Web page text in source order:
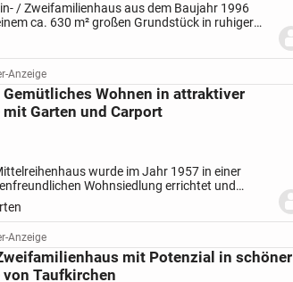
/ Zweifamilienhaus aus dem Baujahr 1996
ca. 630 m² großen Grundstück in ruhiger
gewachsenen Wohnsiedlung in zentraler Lage
Anzeige
Gemütliches Wohnen in attraktiver
Garten und Carport
wurde im Jahr 1957 in einer
Wohnsiedlung errichtet und
gelungene Raumaufteilung sowie ein
Anzeige
mit Potenzial in schöner
Taufkirchen